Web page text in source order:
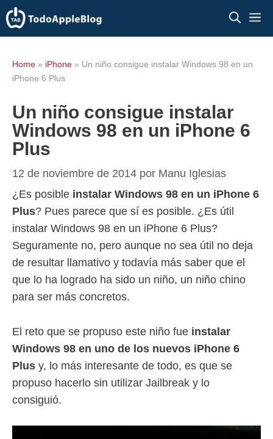
Saltar
al
Home » iPhone » Un niño consigue instalar Windows 98 en un
iPhone 6 Plus
Un niño consigue instalar
Windows 98 en un iPhone 6
Plus
12 de noviembre de 2014 por Manu Iglesias
¿Es posible instalar Windows 98 en un iPhone 6
Plus? Pues parece que sí es posible. ¿Es útil
instalar Windows 98 en un iPhone 6 Plus?
Seguramente no, pero aunque no sea útil no deja
de resultar llamativo y todavía más saber que el
que lo ha logrado ha sido un niño, un niño chino
para ser más concretos.
El reto que se propuso este niño fue instalar
Windows 98 en uno de los nuevos iPhone 6
Plus y, lo más interesante de todo, es que se
propuso hacerlo sin utilizar Jailbreak y lo
consiguió.